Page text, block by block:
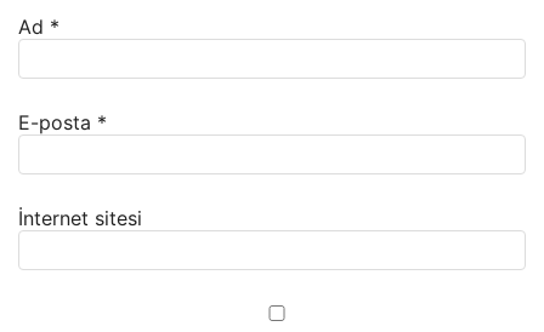
Ad *
E-posta *
İnternet sitesi